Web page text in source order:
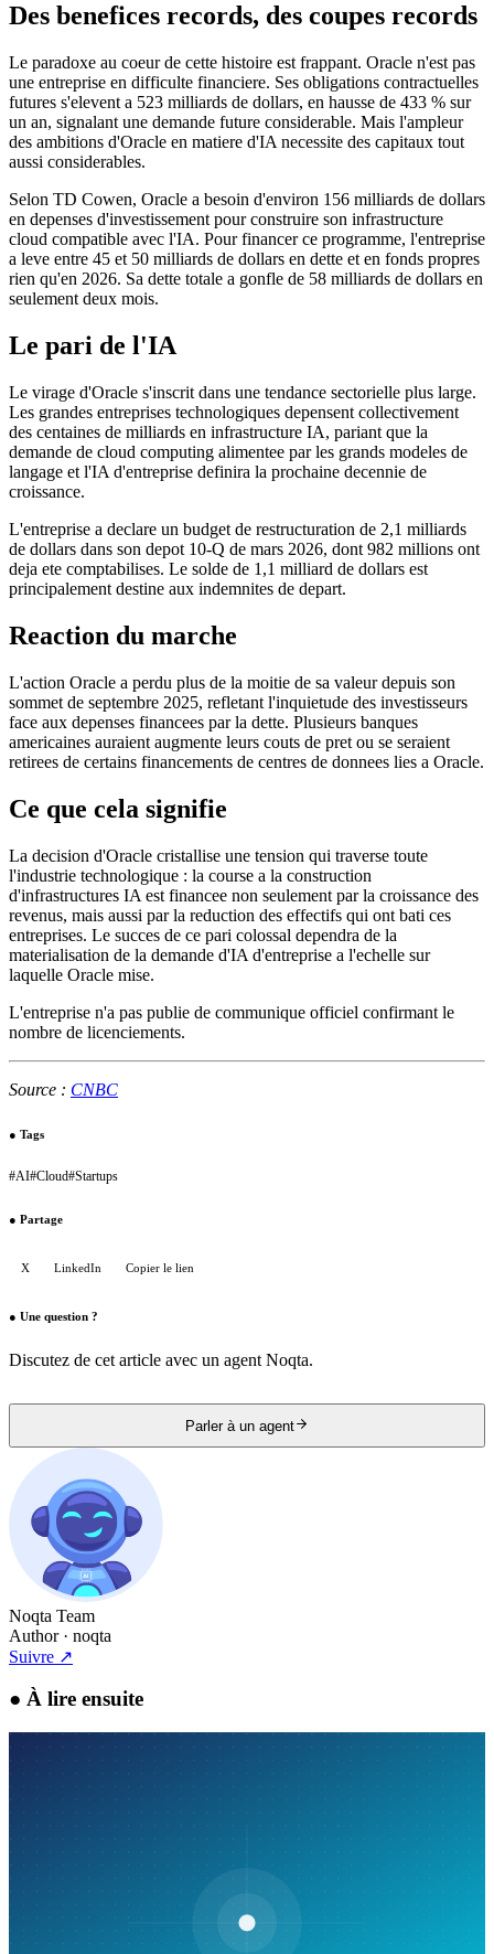
Des benefices records, des coupes records
Le paradoxe au coeur de cette histoire est frappant. Oracle n'est pas
une entreprise en difficulte financiere. Ses obligations contractuelles
futures s'elevent a 523 milliards de dollars, en hausse de 433 % sur
un an, signalant une demande future considerable. Mais l'ampleur
des ambitions d'Oracle en matiere d'IA necessite des capitaux tout
aussi considerables.
Selon TD Cowen, Oracle a besoin d'environ 156 milliards de dollars
en depenses d'investissement pour construire son infrastructure
cloud compatible avec l'IA. Pour financer ce programme, l'entreprise
a leve entre 45 et 50 milliards de dollars en dette et en fonds propres
rien qu'en 2026. Sa dette totale a gonfle de 58 milliards de dollars en
seulement deux mois.
Le pari de l'IA
Le virage d'Oracle s'inscrit dans une tendance sectorielle plus large.
Les grandes entreprises technologiques depensent collectivement
des centaines de milliards en infrastructure IA, pariant que la
demande de cloud computing alimentee par les grands modeles de
langage et l'IA d'entreprise definira la prochaine decennie de
croissance.
L'entreprise a declare un budget de restructuration de 2,1 milliards
de dollars dans son depot 10-Q de mars 2026, dont 982 millions ont
deja ete comptabilises. Le solde de 1,1 milliard de dollars est
principalement destine aux indemnites de depart.
Reaction du marche
L'action Oracle a perdu plus de la moitie de sa valeur depuis son
sommet de septembre 2025, refletant l'inquietude des investisseurs
face aux depenses financees par la dette. Plusieurs banques
americaines auraient augmente leurs couts de pret ou se seraient
retirees de certains financements de centres de donnees lies a Oracle.
Ce que cela signifie
La decision d'Oracle cristallise une tension qui traverse toute
l'industrie technologique : la course a la construction
d'infrastructures IA est financee non seulement par la croissance des
revenus, mais aussi par la reduction des effectifs qui ont bati ces
entreprises. Le succes de ce pari colossal dependra de la
materialisation de la demande d'IA d'entreprise a l'echelle sur
laquelle Oracle mise.
L'entreprise n'a pas publie de communique officiel confirmant le
nombre de licenciements.
Source : CNBC
● Tags
#AI#Cloud#Startups
● Partage
X LinkedIn Copier le lien
● Une question ?
Discutez de cet article avec un agent Noqta.
Parler à un agent
Noqta Team
Author· noqta
Suivre ↗
● À lire ensuite